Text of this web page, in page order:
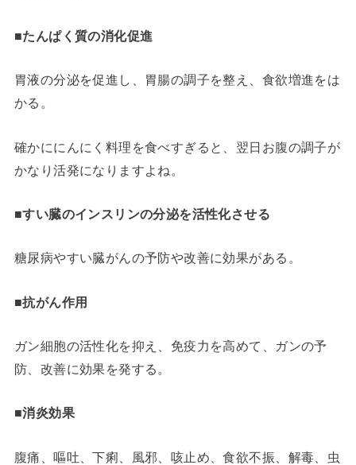
■たんぱく質の消化促進
胃液の分泌を促進し、胃腸の調子を整え、食欲増進をは
かる。
確かににんにく料理を食べすぎると、翌日お腹の調子が
かなり活発になりますよね。
■すい臓のインスリンの分泌を活性化させる
糖尿病やすい臓がんの予防や改善に効果がある。
■抗がん作用
ガン細胞の活性化を抑え、免疫力を高めて、ガンの予
防、改善に効果を発する。
■消炎効果
腹痛、嘔吐、下痢、風邪、咳止め、食欲不振、解毒、虫